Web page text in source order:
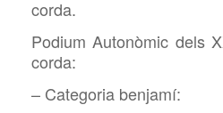
corda.
Podium Autonòmic dels
corda:
– Categoria benjamí: